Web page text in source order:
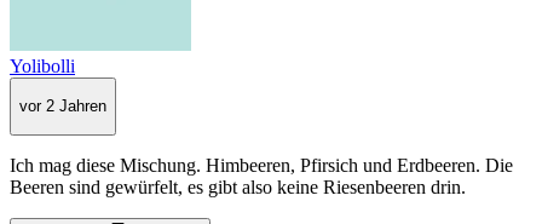
Yolibolli
vor 2 Jahren
Ich mag diese Mischung. Himbeeren, Pfirsich und Erdbeeren. Die
Beeren sind gewürfelt, es gibt also keine Riesenbeeren drin.